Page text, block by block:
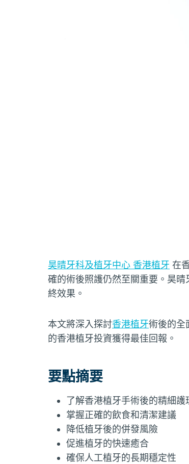
昊晴牙科及植牙中心 香港植牙 在
確的術後照護仍然至關重要。昊
終效果。
本文將深入探討香港植牙術後的全
的香港植牙投資獲得最佳回報。
要點摘要
了解香港植牙手術後的精細護
掌握正確的飲食和清潔建議
降低植牙後的併發風險
促進植牙的快速癒合
確保人工植牙的長期穩定性